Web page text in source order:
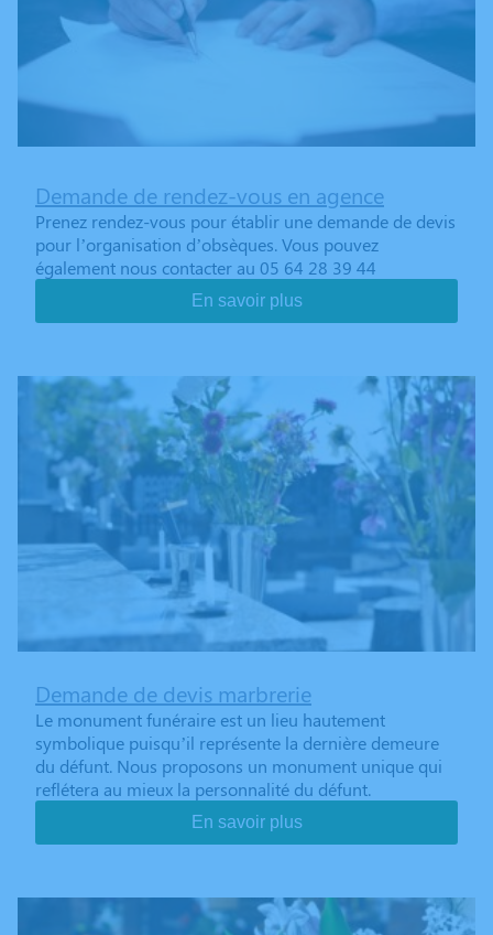
Demande de rendez-vous en agence
Prenez rendez-vous pour établir une demande de devis
pour l’organisation d’obsèques. Vous pouvez
également nous contacter au 05 64 28 39 44
En savoir plus
Demande de devis marbrerie
Le monument funéraire est un lieu hautement
symbolique puisqu’il représente la dernière demeure
du défunt. Nous proposons un monument unique qui
reflétera au mieux la personnalité du défunt.
En savoir plus